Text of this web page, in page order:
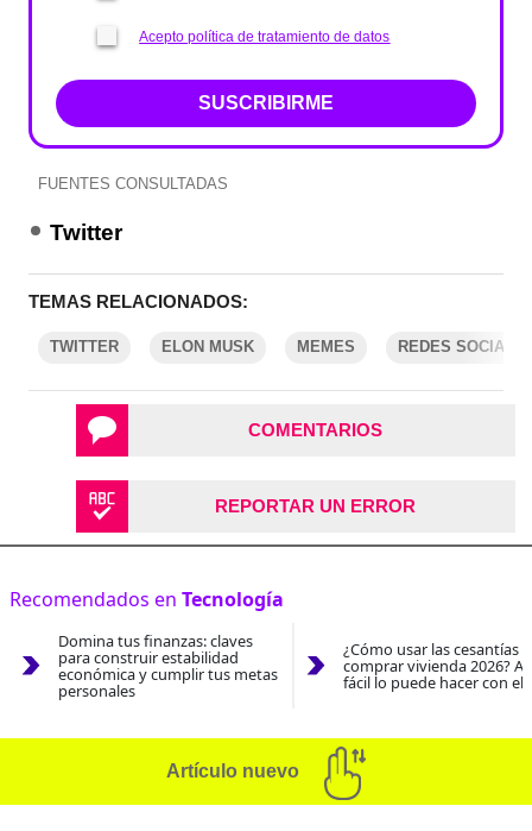
Acepto política de tratamiento de datos
SUSCRIBIRME
FUENTES CONSULTADAS
Twitter
TEMAS RELACIONADOS:
TWITTER ELON MUSK MEMES REDES
COMENTARIOS
REPORTAR UN ERROR
Recomendados en Tecnología
Domina tus finanzas: claves
para construir estabilidad
económica y cumplir tus metas
personales
¿Cómo usar las cesantías
comprar vivienda 2026?
fácil lo puede hacer con el
Artículo nuevo